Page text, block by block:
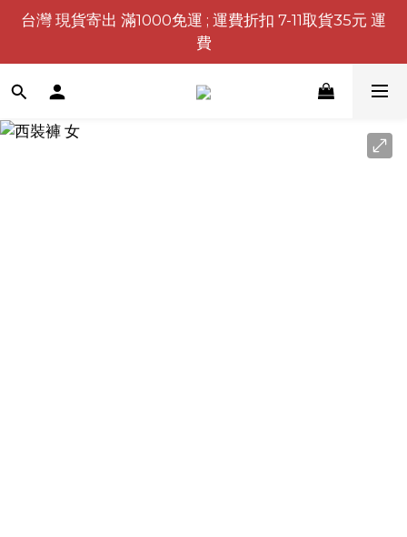
台灣 現貨寄出 滿1000免運 ; 運費折扣 7-11取貨35元 運
費